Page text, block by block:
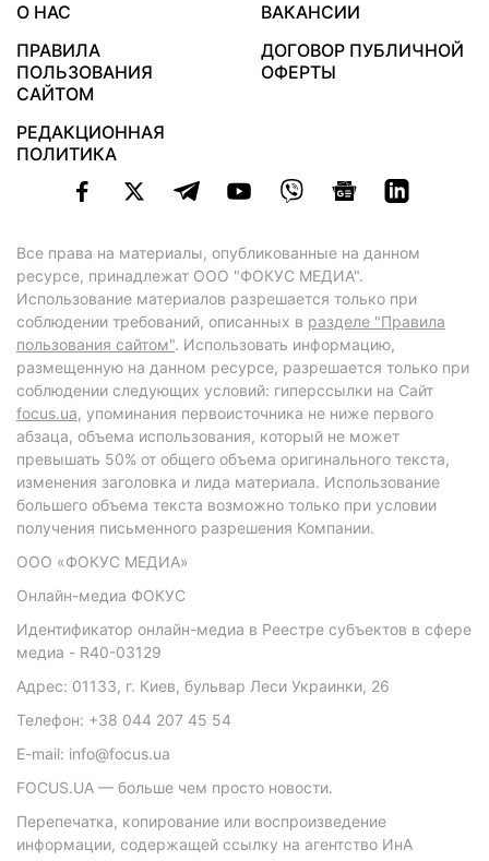
О НАС
ВАКАНСИИ
ПРАВИЛА
ПОЛЬЗОВАНИЯ
САЙТОМ
ДОГОВОР ПУБЛИЧНОЙ
ОФЕРТЫ
РЕДАКЦИОННАЯ
ПОЛИТИКА
Все права на материалы, опубликованные на данном
ресурсе, принадлежат ООО "ФОКУС МЕДИА".
Использование материалов разрешается только при
соблюдении требований, описанных в разделе "Правила
пользования сайтом". Использовать информацию,
размещенную на данном ресурсе, разрешается только при
соблюдении следующих условий: гиперссылки на Сайт
focus.ua, упоминания первоисточника не ниже первого
абзаца, объема использования, который не может
превышать 50% от общего объема оригинального текста,
изменения заголовка и лида материала. Использование
большего объема текста возможно только при условии
получения письменного разрешения Компании.
ООО «ФОКУС МЕДИА»
Онлайн-медиа ФОКУС
Идентификатор онлайн-медиа в Реестре субъектов в сфере
медиа - R40-03129
Адрес: 01133, г. Киев, бульвар Леси Украинки, 26
Телефон: +38 044 207 45 54
E-mail: info@focus.ua
FOCUS.UA — больше чем просто новости.
Перепечатка, копирование или воспроизведение
информации, содержащей ссылку на агентство ИнА